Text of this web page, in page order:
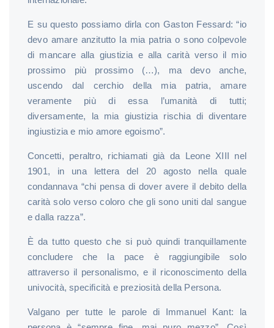
E su questo possiamo dirla con Gaston Fessard: “io
devo amare anzitutto la mia patria o sono colpevole
di mancare alla giustizia e alla carità verso il mio
prossimo più prossimo (…), ma devo anche,
uscendo dal cerchio della mia patria, amare
veramente più di essa l’umanità di tutti;
diversamente, la mia giustizia rischia di diventare
ingiustizia e mio amore egoismo”.
Concetti, peraltro, richiamati già da Leone XIII nel
1901, in una lettera del 20 agosto nella quale
condannava “chi pensa di dover avere il debito della
carità solo verso coloro che gli sono uniti dal sangue
e dalla razza”.
È da tutto questo che si può quindi tranquillamente
concludere che la pace è raggiungibile solo
attraverso il personalismo, e il riconoscimento della
univocità, specificità e preziosità della Persona.
Valgano per tutte le parole di Immanuel Kant: la